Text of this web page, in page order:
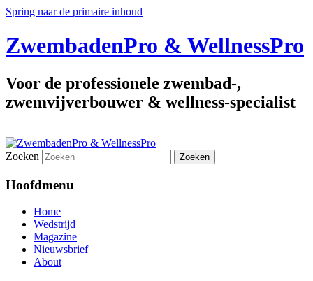
Spring naar de primaire inhoud
ZwembadenPro & WellnessPro
Voor de professionele zwembad-,
zwemvijverbouwer & wellness-specialist
Zoeken
Hoofdmenu
Home
Wedstrijd
Magazine
Nieuwsbrief
About